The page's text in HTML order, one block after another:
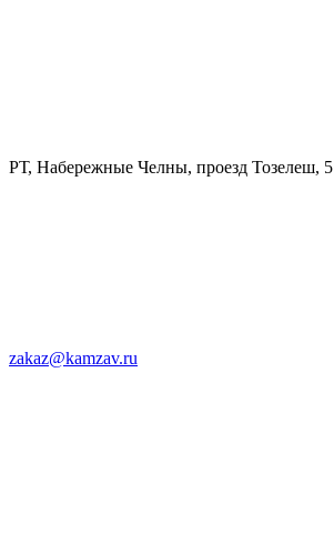
РТ, Набережные Челны, проезд Тозелеш, 5
zakaz@kamzav.ru